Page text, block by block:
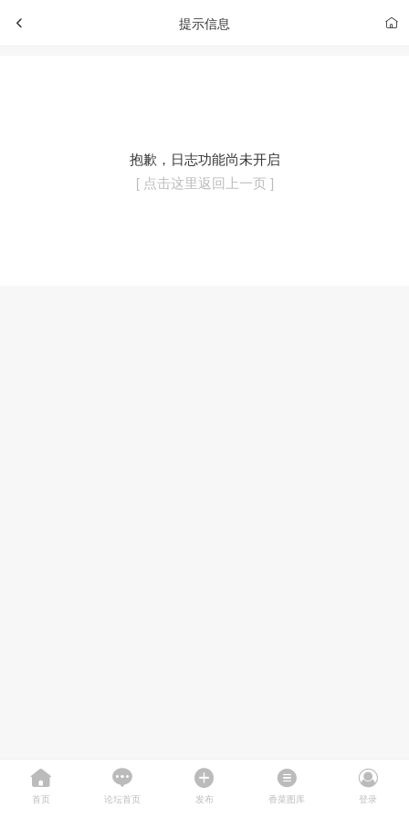
提示信息
抱歉，日志功能尚未开启
[ 点击这里返回上一页 ]
首页 论坛首页 发布 香菜图库 登录